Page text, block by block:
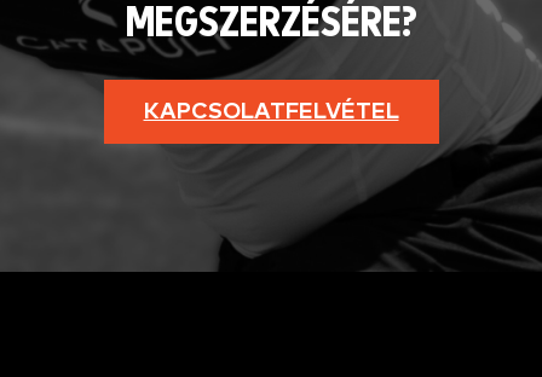
MEGSZERZÉSÉRE?
KAPCSOLATFELVÉTEL